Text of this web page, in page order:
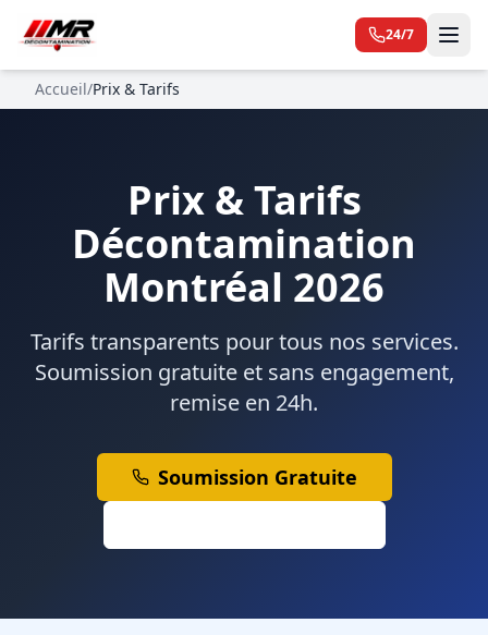
24/7
Accueil/Prix & Tarifs
Prix & Tarifs
Décontamination
Montréal 2026
Tarifs transparents pour tous nos services.
Soumission gratuite et sans engagement,
remise en 24h.
Soumission Gratuite